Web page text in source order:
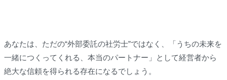
あなたは、ただの“外部委託の社労士”ではなく、「うちの未来を
一緒につくってくれる、本当のパートナー」として経営者から
絶大な信頼を得られる存在になるでしょう。